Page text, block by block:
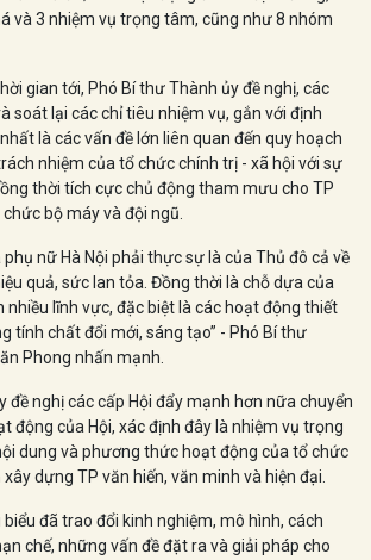
và 3 nhiệm vụ trọng tâm, cũng như 8 nhóm
gian tới, Phó Bí thư Thành ủy đề nghị, các
soát lại các chỉ tiêu nhiệm vụ, gắn với định
là các vấn đề lớn liên quan đến quy hoạch
nhiệm của tổ chức chính trị - xã hội với sự
thời tích cực chủ động tham mưu cho TP
bộ máy và đội ngũ.
phụ nữ Hà Nội phải thực sự là của Thủ đô cả về
quả, sức lan tỏa. Đồng thời là chỗ dựa của
nhiều lĩnh vực, đặc biệt là các hoạt động thiết
tính chất đổi mới, sáng tạo” - Phó Bí thư
Phong nhấn mạnh.
đề nghị các cấp Hội đẩy mạnh hơn nữa chuyển
động của Hội, xác định đây là nhiệm vụ trọng
dung và phương thức hoạt động của tổ chức
dựng TP văn hiến, văn minh và hiện đại.
đã trao đổi kinh nghiệm, mô hình, cách
chế, những vấn đề đặt ra và giải pháp cho